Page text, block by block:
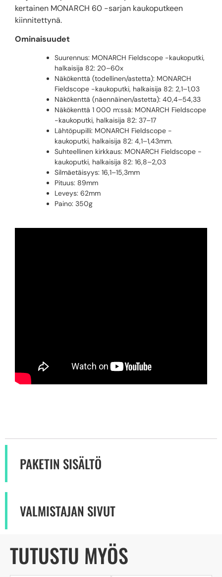
kertainen MONARCH 60 -sarjan kaukoputkeen
kiinnitettynä.
Ominaisuudet
Suurennus: MONARCH Fieldscope -kaukoputki,
halkaisija 82: 20–60x
Näkökenttä (todellinen/astetta): MONARCH
Fieldscope -kaukoputki, halkaisija 82: 2,1–1,03
Näkökenttä (näennäinen/astetta): 40,4–54,33
Näkökenttä 1 000 m:ssä: MONARCH Fieldscope
-kaukoputki, halkaisija 82: 37–17
Lähtöpupilli: MONARCH Fieldscope -
kaukoputki, halkaisija 82: 4,1–1,43mm.
Suhteellinen kirkkaus: MONARCH Fieldscope -
kaukoputki, halkaisija 82: 16,8–2,03
Silmäetäisyys: 16,1–15,3mm
Pituus: 89mm
Leveys: 62mm
Paino: 350g
PAKETIN SISÄLTÖ
VALMISTAJAN SIVUT
TUTUSTU MYÖS